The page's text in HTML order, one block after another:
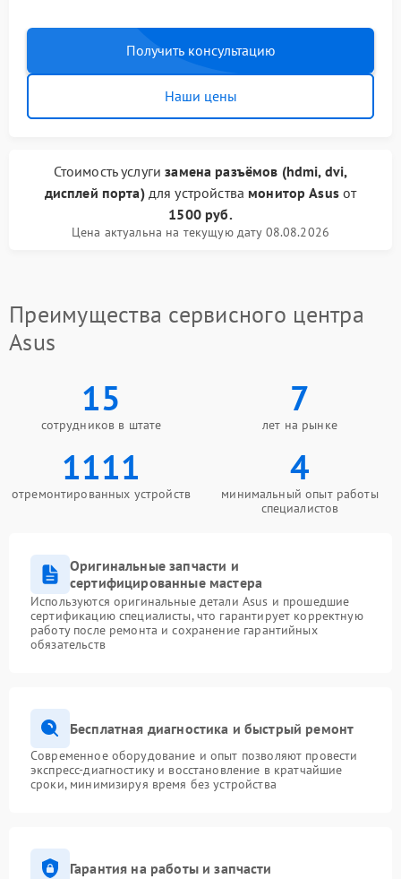
Получить консультацию
Наши цены
Стоимость услугизамена разъёмов (hdmi, dvi,
дисплей порта)для устройства монитор Asusот
1500 руб.
Цена актуальна на текущую дату 08.08.2026
Преимущества сервисного центра
Asus
15
сотрудников в штате
7
лет на рынке
1111
отремонтированных устройств
4
минимальный опыт работы
специалистов
Оригинальные запчасти и
сертифицированные мастера
Используются оригинальные детали Asus и прошедшие
сертификацию специалисты, что гарантирует корректную
работу после ремонта и сохранение гарантийных
обязательств
Бесплатная диагностика и быстрый ремонт
Современное оборудование и опыт позволяют провести
экспресс-диагностику и восстановление в кратчайшие
сроки, минимизируя время без устройства
Гарантия на работы и запчасти